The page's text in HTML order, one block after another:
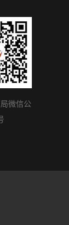
微信公